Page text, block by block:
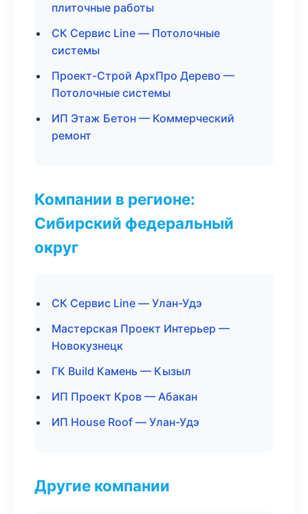
плиточные работы
СК Сервис Line — Потолочные
системы
Проект-Строй АрхПро Дерево —
Потолочные системы
ИП Этаж Бетон — Коммерческий
ремонт
Компании в регионе:
Сибирский федеральный
округ
СК Сервис Line — Улан-Удэ
Мастерская Проект Интерьер —
Новокузнецк
ГК Build Камень — Кызыл
ИП Проект Кров — Абакан
ИП House Roof — Улан-Удэ
Другие компании